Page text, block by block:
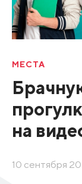
МЕСТА
на
10 сентября